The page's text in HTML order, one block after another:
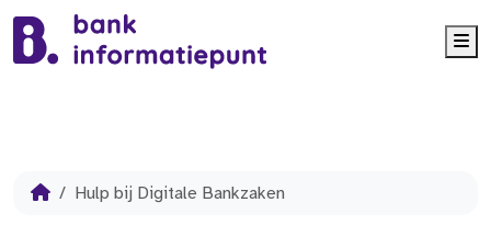
Hulp bij Digitale Bankzaken